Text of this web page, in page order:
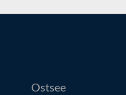
Ostsee